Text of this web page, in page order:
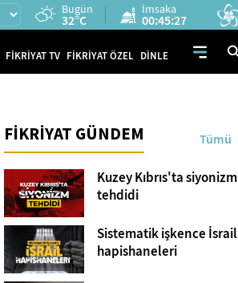
Bugün
32°C
İmsaka
00:45:25
FİKRİYAT TV FİKRİYAT ÖZEL DİNLE
FİKRİYAT GÜNDEM Tümü
Kuzey Kıbrıs'ta siyonizm
tehdidi
Sistematik işkence İsrail
hapishaneleri